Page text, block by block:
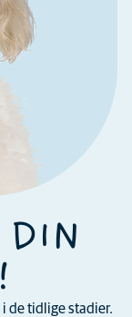
de tidlige stadier.